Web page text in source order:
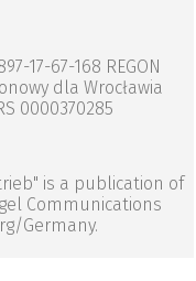
17-67-168 REGON
dla Wrocławia
0000370285
is a publication of
Communications
Germany.